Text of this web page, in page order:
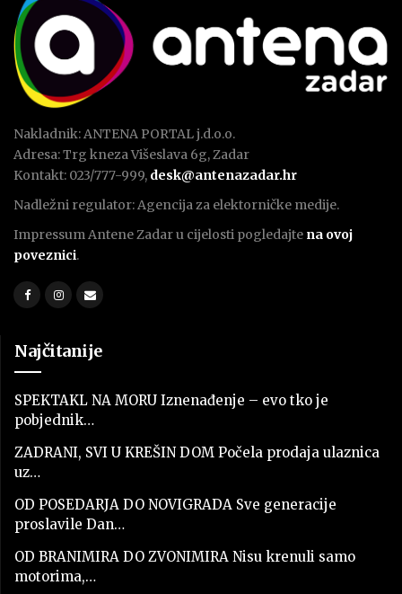
Nakladnik: ANTENA PORTAL j.d.o.o.
Adresa: Trg kneza Višeslava 6g, Zadar
Kontakt: 023/777-999, desk@antenazadar.hr
Nadležni regulator: Agencija za elektorničke medije.
Impressum Antene Zadar u cijelosti pogledajte na ovoj
poveznici.
Najčitanije
SPEKTAKL NA MORU Iznenađenje – evo tko je
pobjednik…
ZADRANI, SVI U KREŠIN DOM Počela prodaja ulaznica
uz…
OD POSEDARJA DO NOVIGRADA Sve generacije
proslavile Dan…
OD BRANIMIRA DO ZVONIMIRA Nisu krenuli samo
motorima,…